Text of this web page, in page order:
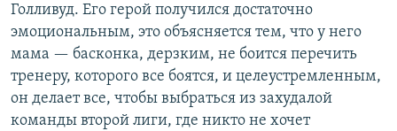
Голливуд. Его герой получился достаточно
эмоциональным, это объясняется тем, что у него
мама — басконка, дерзким, не боится перечить
тренеру, которого все боятся, и целеустремленным,
он делает все, чтобы выбраться из захудалой
команды второй лиги, где никто не хочет